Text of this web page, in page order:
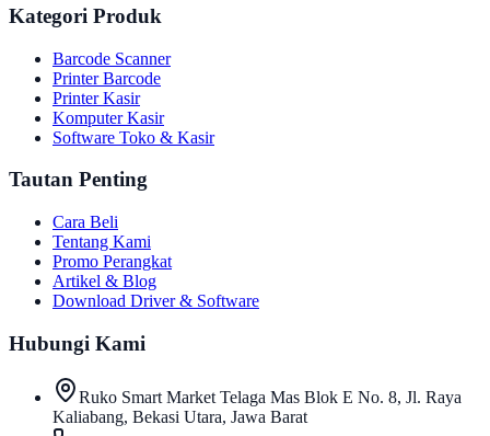
Kategori Produk
Barcode Scanner
Printer Barcode
Printer Kasir
Komputer Kasir
Software Toko & Kasir
Tautan Penting
Cara Beli
Tentang Kami
Promo Perangkat
Artikel & Blog
Download Driver & Software
Hubungi Kami
Ruko Smart Market Telaga Mas Blok E No. 8, Jl. Raya
Kaliabang, Bekasi Utara, Jawa Barat